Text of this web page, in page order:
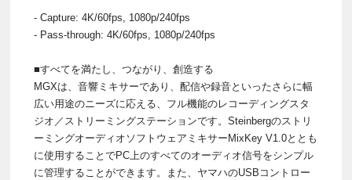
- Capture: 4K/60fps, 1080p/240fps
- Pass-through: 4K/60fps, 1080p/240fps
■すべてを満たし、つながり、創造する
MGXは、音響ミキサーであり、配信や録音といったさらに幅
広い用途のニーズに応える、フル機能のレコーディングスタ
ジオ／ストリーミングステーションです。Steinbergのストリ
ーミングオーディオソフトウェアミキサーMixKey V1.0ととも
に使用することでPC上のすべてのオーディオ信号をシンプル
に管理することができます。また、ヤマハのUSBコントロー